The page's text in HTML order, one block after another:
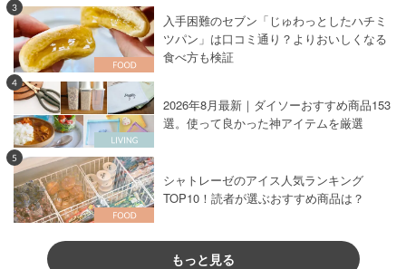
3
入手困難のセブン「じゅわっとしたハチミ
ツパン」は口コミ通り？よりおいしくなる
食べ方も検証
4
2026年8月最新｜ダイソーおすすめ商品153
選。使って良かった神アイテムを厳選
5
シャトレーゼのアイス人気ランキング
TOP10！読者が選ぶおすすめ商品は？
もっと見る